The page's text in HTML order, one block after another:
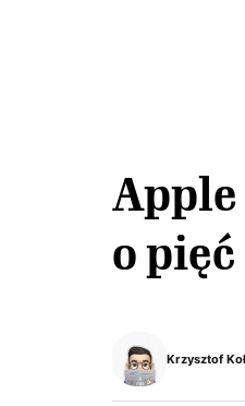
Apple
o
Krzysztof